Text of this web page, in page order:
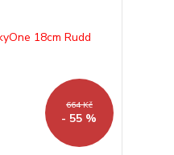
664 Kč
- 55 %